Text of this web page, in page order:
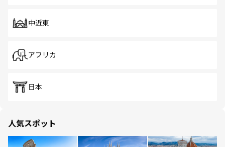
中近東
アフリカ
日本
人気スポット